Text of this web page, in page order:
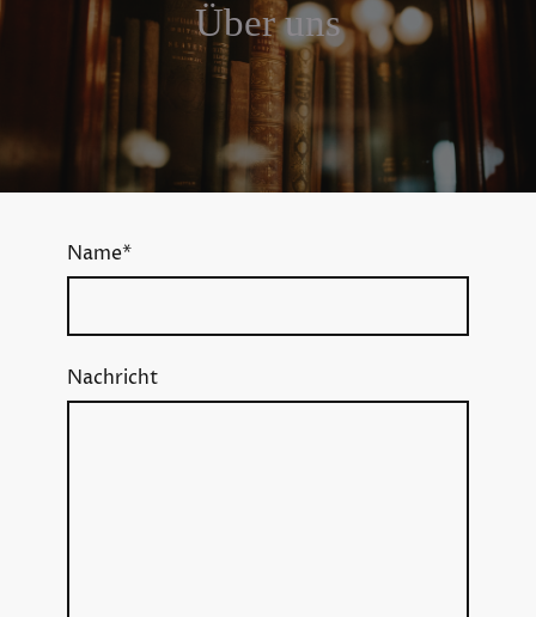
Über uns
Name*
Nachricht